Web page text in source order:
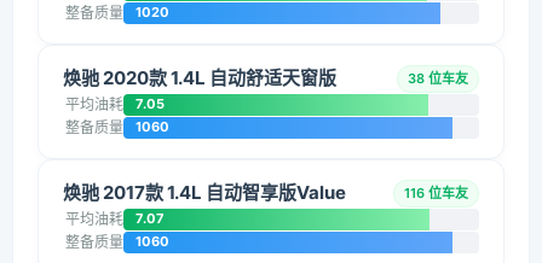
整备质量 1020
焕驰 2020款 1.4L 自动舒适天窗版 38 位车友
平均油耗 7.05
整备质量 1060
焕驰 2017款 1.4L 自动智享版Value 116 位车友
平均油耗 7.07
整备质量 1060